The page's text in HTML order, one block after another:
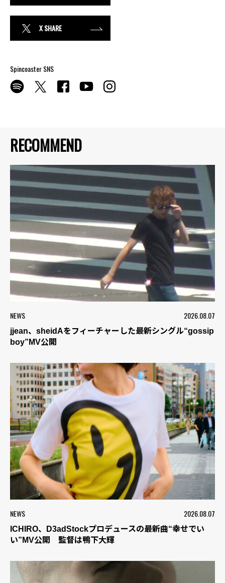
RECOMMEND
NEWS 2026.08.07
jjean、sheidAをフィーチャーした最新シングル“gossip
boy”MV公開
NEWS 2026.08.07
ICHIRO、D3adStockプロデュースの最新曲“幸せでい
い”MV公開 監督は鴨下大輝
X SHARE
Spincoaster SNS